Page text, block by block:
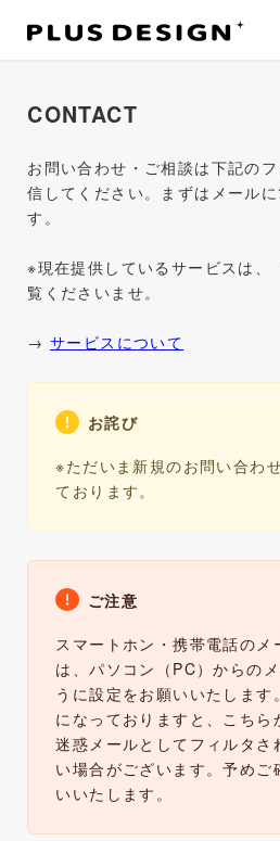
CONTACT
お問い合わせ・ご相談は下記の
信してください。まずはメール
す。
※現在提供しているサービスは、
覧くださいませ。
→ サービスについて
お詫び
※ただいま新規のお問い合わ
ております。
ご注意
スマートホン・携帯電話のメ
は、パソコン（PC）からの
うに設定をお願いいたします
になっておりますと、こちら
迷惑メールとしてフィルタさ
い場合がございます。予めご
いいたします。